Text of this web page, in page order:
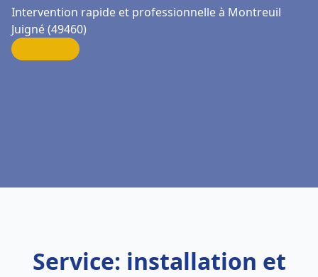
Intervention rapide et professionnelle à Montreuil
Juigné (49460)
Service: installation et